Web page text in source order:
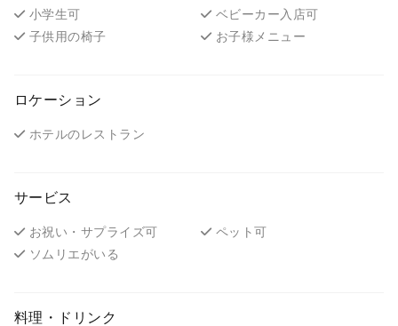
小学生可
ベビーカー入店可
子供用の椅子
お子様メニュー
ロケーション
ホテルのレストラン
サービス
お祝い・サプライズ可
ペット可
ソムリエがいる
料理・ドリンク